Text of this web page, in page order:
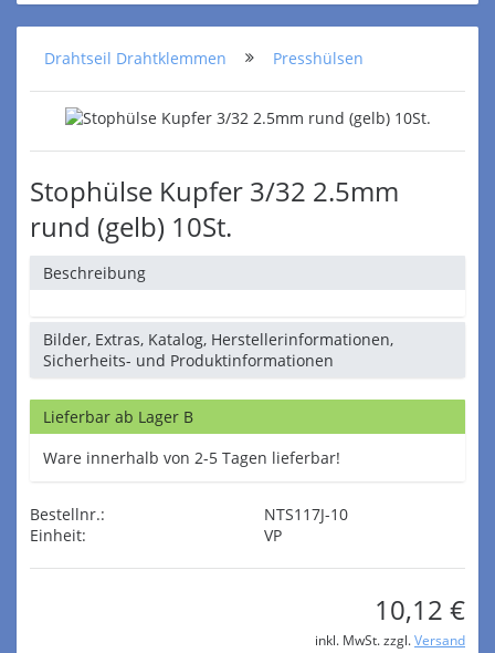
Drahtseil Drahtklemmen Presshülsen
Stophülse Kupfer 3/32 2.5mm
rund (gelb) 10St.
Beschreibung
Bilder, Extras, Katalog, Herstellerinformationen,
Sicherheits- und Produktinformationen
Lieferbar ab Lager B
Ware innerhalb von 2-5 Tagen lieferbar!
Bestellnr.:
NTS117J-10
Einheit:
VP
10,12 €
inkl. MwSt. zzgl. Versand